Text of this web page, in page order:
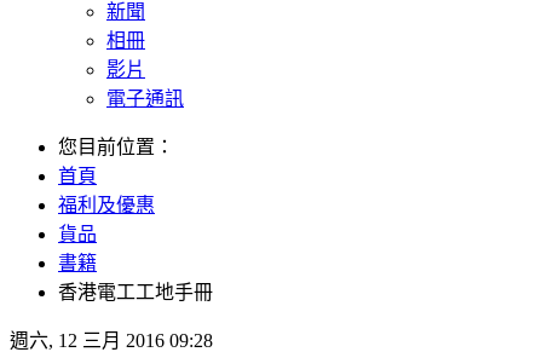
新聞
相冊
影片
電子通訊
您目前位置：
首頁
福利及優惠
貨品
書籍
香港電工工地手冊
週六, 12 三月 2016 09:28